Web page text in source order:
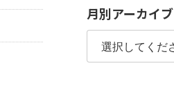
月別アーカイブ